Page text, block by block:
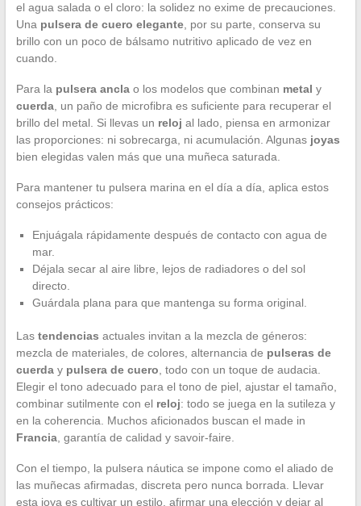
el agua salada o el cloro: la solidez no exime de precauciones.
Una pulsera de cuero elegante, por su parte, conserva su
brillo con un poco de bálsamo nutritivo aplicado de vez en
cuando.
Para la pulsera anclao los modelos que combinan metal y
cuerda, un paño de microfibra es suficiente para recuperar el
brillo del metal. Si llevas un reloj al lado, piensa en armonizar
las proporciones: ni sobrecarga, ni acumulación. Algunas joyas
bien elegidas valen más que una muñeca saturada.
Para mantener tu pulsera marina en el día a día, aplica estos
consejos prácticos:
Enjuágala rápidamente después de contacto con agua de
mar.
Déjala secar al aire libre, lejos de radiadores o del sol
directo.
Guárdala plana para que mantenga su forma original.
Las tendencias actuales invitan a la mezcla de géneros:
mezcla de materiales, de colores, alternancia de pulseras de
cuerday pulsera de cuero , todo con un toque de audacia.
Elegir el tono adecuado para el tono de piel, ajustar el tamaño,
combinar sutilmente con el reloj: todo se juega en la sutileza y
en la coherencia. Muchos aficionados buscan el made in
Francia, garantía de calidad y savoir-faire.
Con el tiempo, la pulsera náutica se impone como el aliado de
las muñecas afirmadas, discreta pero nunca borrada. Llevar
esta joya es cultivar un estilo, afirmar una elección y dejar al